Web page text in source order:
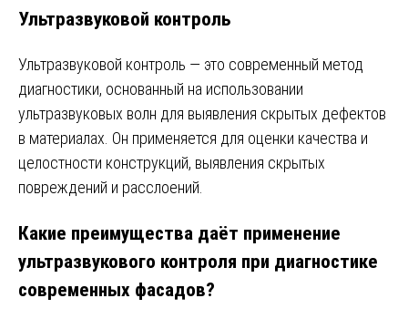
Ультразвуковой контроль
Ультразвуковой контроль — это современный метод
диагностики, основанный на использовании
ультразвуковых волн для выявления скрытых дефектов
в материалах. Он применяется для оценки качества и
целостности конструкций, выявления скрытых
повреждений и расслоений.
Какие преимущества даёт применение
ультразвукового контроля при диагностике
современных фасадов?